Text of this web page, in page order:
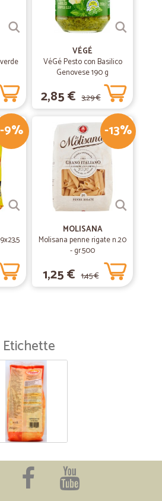
VÉGÉ
VéGé Pesto con Basilico
Genovese 190 g
2,85 € 3,29 €
-9% -13%
MOLISANA
Molisana penne rigate n.20
- gr.500
1,25 € 1,45 €
Etichette